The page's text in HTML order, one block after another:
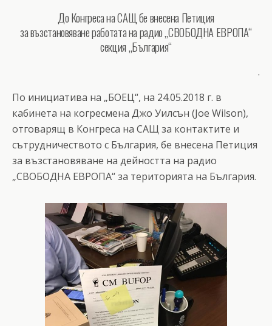
До Конгреса на САЩ бе внесена Петиция
за възстановяване работата на радио „СВОБОДНА ЕВРОПА“
секция „България“
.
По инициатива на „БОЕЦ“, на 24.05.2018 г. в
кабинета на когресмена Джо Уилсън (Joe Wilson),
отговарящ в Конгреса на САЩ за контактите и
сътрудничеството с България, бе внесена Петиция
за възстановяване на дейността на радио
„СВОБОДНА ЕВРОПА“ за територията на България.